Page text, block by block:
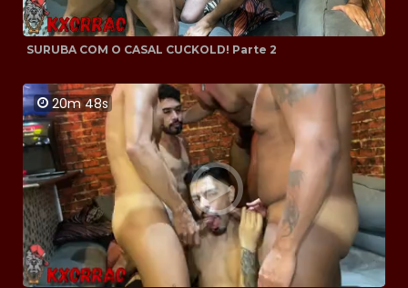
SURUBA COM O CASAL CUCKOLD! Parte 2
20m 48s